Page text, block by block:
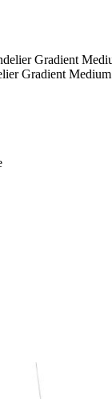
Gradient Medium